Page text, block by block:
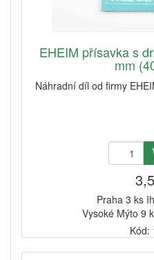
EHEIM přísavka s
mm
Náhradní díl od firmy
Praha 3 ks
Vysoké Mýto 9
Kód: